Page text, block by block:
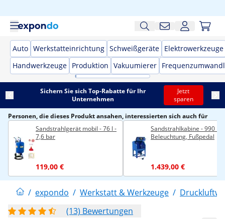
Auto Werkstatteinrichtung Schweißgeräte Elektrowerkzeuge
Handwerkzeuge Produktion Vakuumierer
Sichern Sie sich Top-Rabatte für Ihr
Unternehmen
Jetzt
sparen
Personen, die dieses Produkt ansahen, interessierten sich auch für
Sandstrahlgerät mobil - 76 l -
7,6 bar
119,00 €
Sandstrahlkabine - 990 L -
Beleuchtung, Fußpedal
1.439,00 €
/ expondo / Werkstatt & Werkzeuge /
(13) Bewertungen